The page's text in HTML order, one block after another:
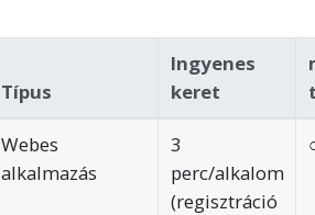
Típus
Ingyenes
keret
Webes
alkalmazás
3
perc/alkalom
(regisztráció